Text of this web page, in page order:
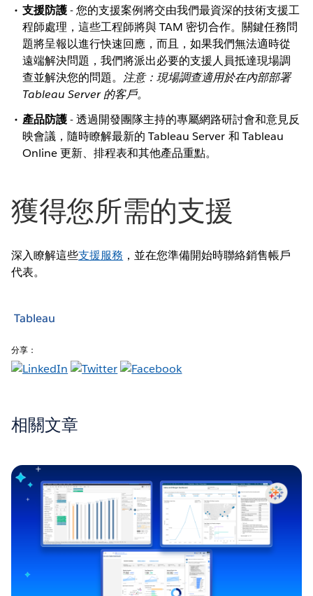
支援防護- 您的支援案例將交由我們最資深的技術支援工
程師處理，這些工程師將與 TAM 密切合作。關鍵任務問
題將呈報以進行快速回應，而且，如果我們無法適時從
遠端解決問題，我們將派出必要的支援人員抵達現場調
查並解決您的問題。 注意：現場調查適用於在內部部署
Tableau Server 的客戶。
產品防護- 透過開發團隊主持的專屬網路研討會和意見反
映會議，隨時瞭解最新的 Tableau Server 和 Tableau
Online 更新、排程表和其他產品重點。
獲得您所需的支援
深入瞭解這些支援服務 ，並在您準備開始時聯絡銷售帳戶
代表。
Tableau
分享：
相關文章